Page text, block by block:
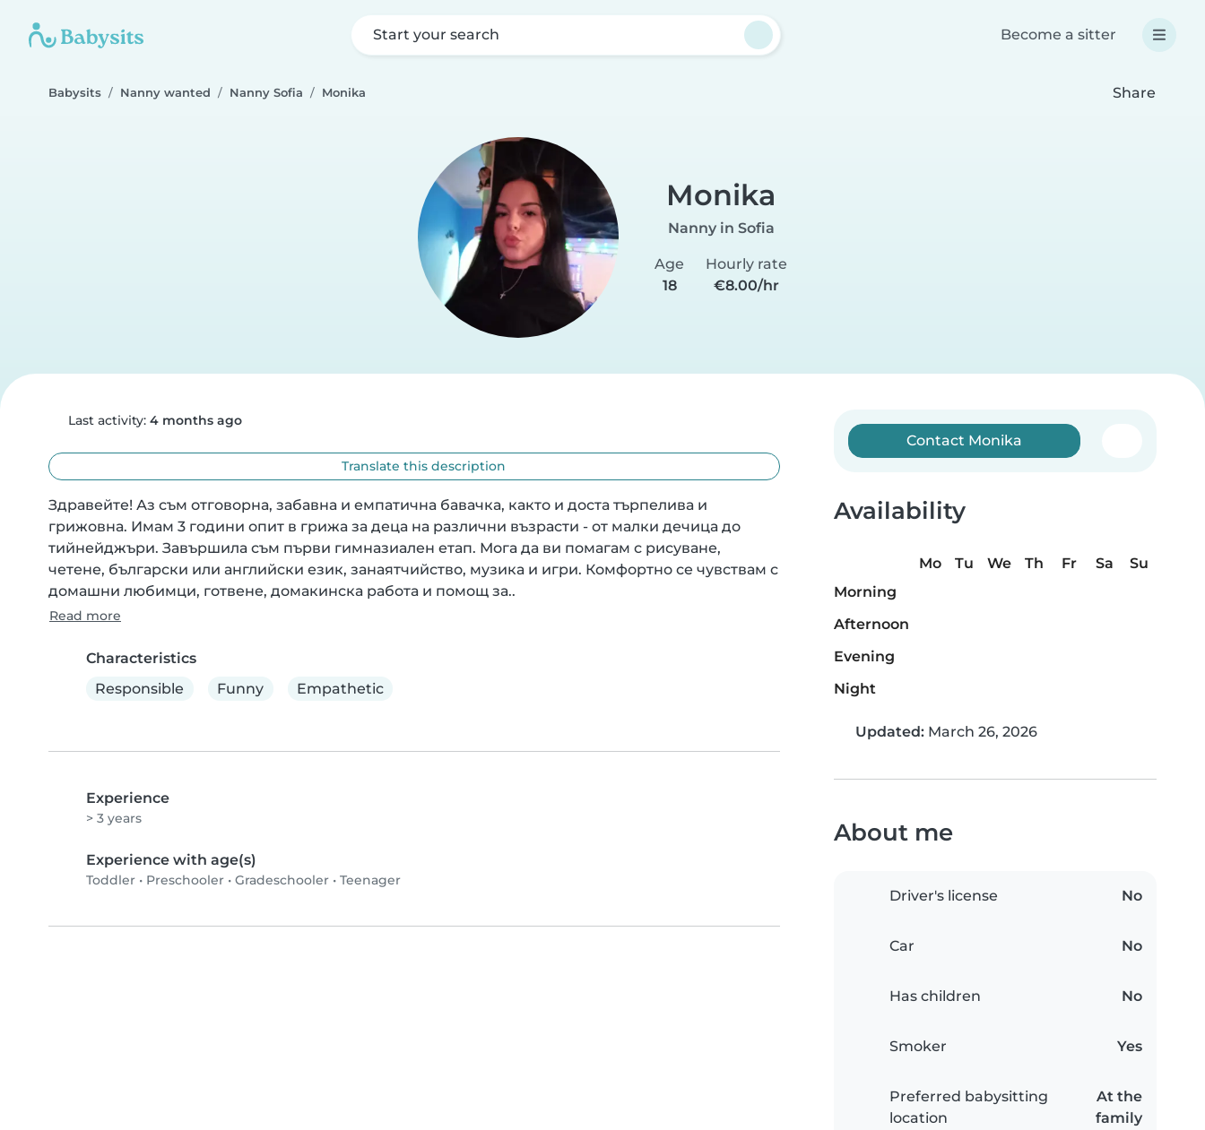
Start your search Become a sitter
Babysits Nanny wanted Nanny Sofia Monika Share
Monika
Nanny in Sofia
Age
18
Hourly rate
€8.00/hr
Last activity: 4 months ago
Translate this description
Здравейте! Аз съм отговорна, забавна и емпатична бавачка, както и доста търпелива и
грижовна. Имам 3 години опит в грижа за деца на различни възрасти - от малки дечица до
тийнейджъри. Завършила съм първи гимназиален етап. Мога да ви помагам с рисуване,
четене, български или английски език, занаятчийство, музика и игри. Комфортно се чувствам с
домашни любимци, готвене, домакинска работа и помощ за..
Read more
Characteristics
Responsible
Funny Empathetic
Experience
> 3 years
Experience with age(s)
Toddler • Preschooler • Gradeschooler • Teenager
Contact Monika
Availability
Mo Tu We Th Fr Sa
Su
Morning
Afternoon
Evening
Night
Updated: March 26, 2026
About me
Driver's license No
Car No
Has children No
Smoker Yes
Preferred babysitting
location
At the
family